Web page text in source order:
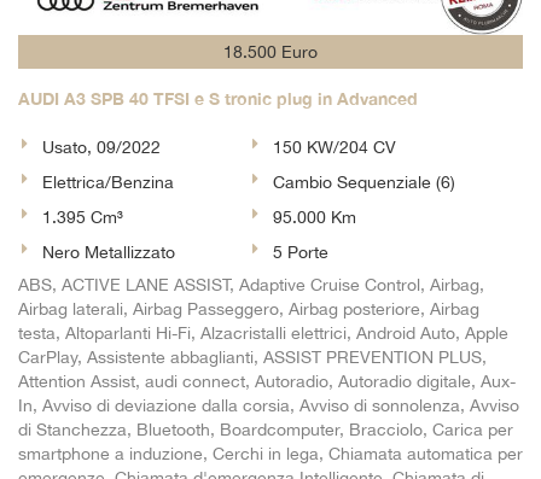
18.500 Euro
AUDI A3 SPB 40 TFSI e S tronic plug in Advanced
Usato, 09/2022
150 KW/204 CV
Elettrica/Benzina
Cambio Sequenziale (6)
1.395 Cm³
95.000 Km
Nero Metallizzato
5 Porte
ABS, ACTIVE LANE ASSIST, Adaptive Cruise Control, Airbag,
Airbag laterali, Airbag Passeggero, Airbag posteriore, Airbag
testa, Altoparlanti Hi-Fi, Alzacristalli elettrici, Android Auto, Apple
CarPlay, Assistente abbaglianti, ASSIST PREVENTION PLUS,
Attention Assist, audi connect, Autoradio, Autoradio digitale, Aux-
In, Avviso di deviazione dalla corsia, Avviso di sonnolenza, Avviso
di Stanchezza, Bluetooth, Boardcomputer, Bracciolo, Carica per
smartphone a induzione, Cerchi in lega, Chiamata automatica per